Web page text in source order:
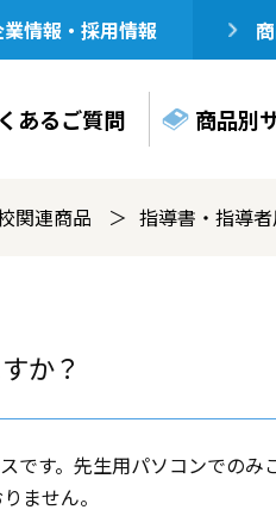
情報・採用情報
あるご質問 商品別
関連商品 指導書・指導
か？
です。先生用パソコンでのみ
ません。